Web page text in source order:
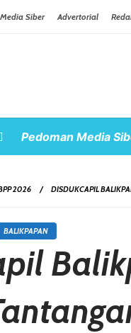
Siber Advertorial
Pedoman Media
2026 DISDUKCAPIL
BALIKPAPAN